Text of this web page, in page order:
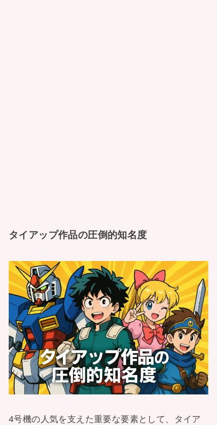
タイアップ作品の圧倒的知名度
4号機の人気を支えた重要な要素として、タイア